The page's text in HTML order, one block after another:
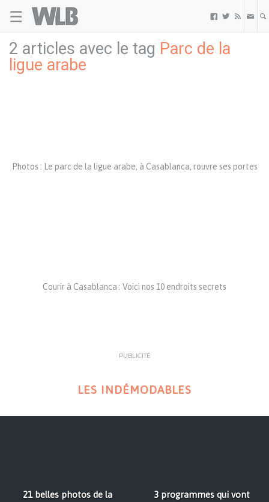
☰   
2 articles avec le tag Parc de la
ligue arabe
Photos : Le parc de la ligue arabe, à Casablanca, rouvre ses portes
Courir à Casablanca : Voici nos 10 endroits secrets
PUBLICITÉ
LES INDÉMODABLES
21 belles photos de la
3 programmes qui vont